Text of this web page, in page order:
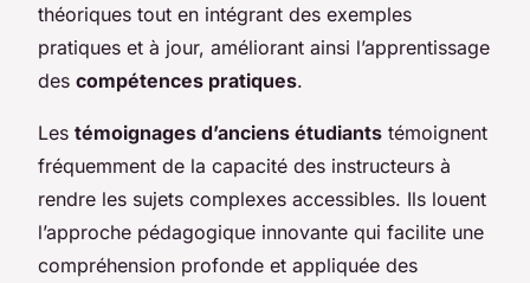
théoriques tout en intégrant des exemples
pratiques et à jour, améliorant ainsi l’apprentissage
des compétences pratiques.
Les témoignages d’anciens étudiants témoignent
fréquemment de la capacité des instructeurs à
rendre les sujets complexes accessibles. Ils louent
l’approche pédagogique innovante qui facilite une
compréhension profonde et appliquée des